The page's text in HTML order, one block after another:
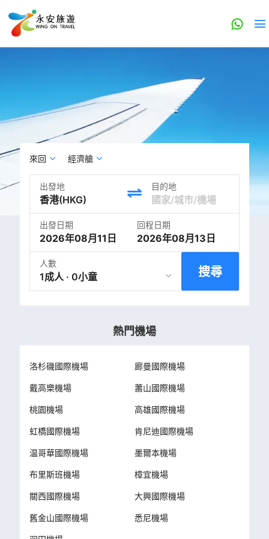
來回 經濟艙
出發地 目的地
出發日期
2026年08月11日
回程日期
2026年08月13日
人數
1成人 · 0小童 搜尋
熱門機場
洛杉磯國際機場 廊曼國際機場
戴高樂機場 蕭山國際機場
桃園機場 高雄國際機場
虹橋國際機場 肯尼迪國際機場
温哥華國際機場 墨爾本機場
布里斯班機場 樟宜機場
關西國際機場 大興國際機場
舊金山國際機場 悉尼機場